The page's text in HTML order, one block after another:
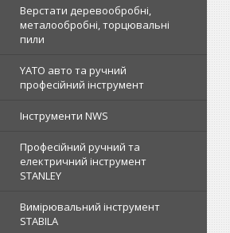
Верстати деревообробні,
металообробні, торцювальні
пили
YATO авто та ручний
професійний інструмент
Інструменти NWS
Професійний ручний та
електричний інструмент
STANLEY
Вимірювальний інструмент
STABILA